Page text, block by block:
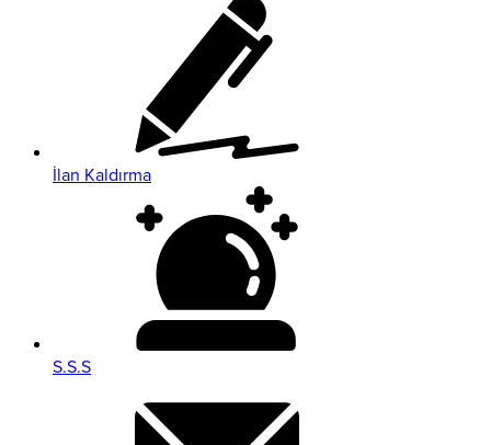
İlan Kaldırma
S.S.S